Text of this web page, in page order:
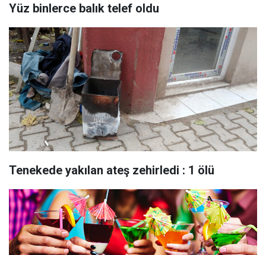
Yüz binlerce balık telef oldu
Tenekede yakılan ateş zehirledi : 1 ölü